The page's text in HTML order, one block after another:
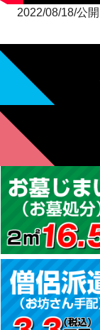
2022/08/18/公